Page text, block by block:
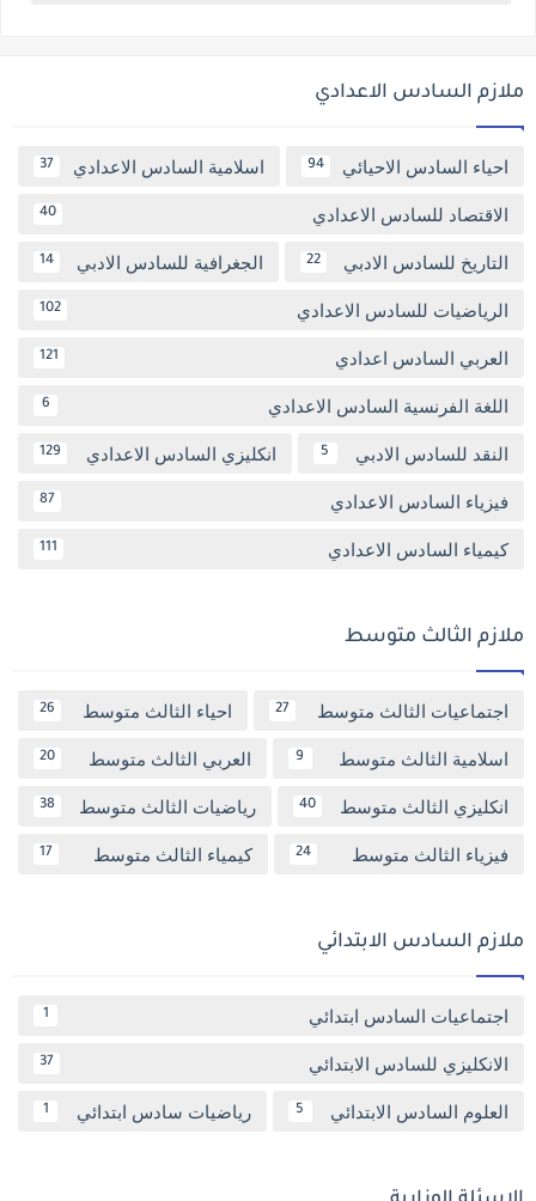
ملازم السادس الاعدادي
احياء السادس الاحيائي 94 اسلامية السادس الاعدادي 37
الاقتصاد للسادس الاعدادي 40
التاريخ للسادس الادبي 22 الجغرافية للسادس الادبي 14
الرياضيات للسادس الاعدادي 102
العربي السادس اعدادي 121
اللغة الفرنسية السادس الاعدادي 6
النقد للسادس الادبي 5 انكليزي السادس الاعدادي 129
فيزياء السادس الاعدادي 87
كيمياء السادس الاعدادي 111
ملازم الثالث متوسط
اجتماعيات الثالث متوسط 27 احياء الثالث متوسط 26
اسلامية الثالث متوسط 9 العربي الثالث متوسط 20
انكليزي الثالث متوسط 40 رياضيات الثالث متوسط 38
فيزياء الثالث متوسط 24 كيمياء الثالث متوسط 17
ملازم السادس الابتدائي
اجتماعيات السادس ابتدائي 1
الانكليزي للسادس الابتدائي 37
العلوم السادس الابتدائي 5 رياضيات سادس ابتدائي 1